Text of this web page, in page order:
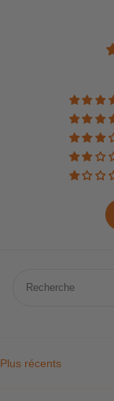
Sort by